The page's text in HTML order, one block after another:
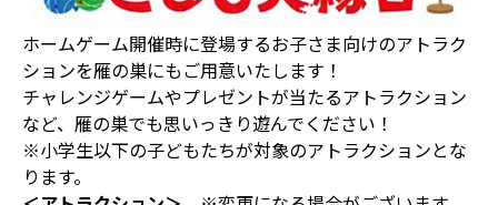
ホームゲーム開催時に登場するお子さま向けのアトラク
ションを雁の巣にもご用意いたします！
チャレンジゲームやプレゼントが当たるアトラクション
など、雁の巣でも思いっきり遊んでください！
※小学生以下の子どもたちが対象のアトラクションとな
ります。